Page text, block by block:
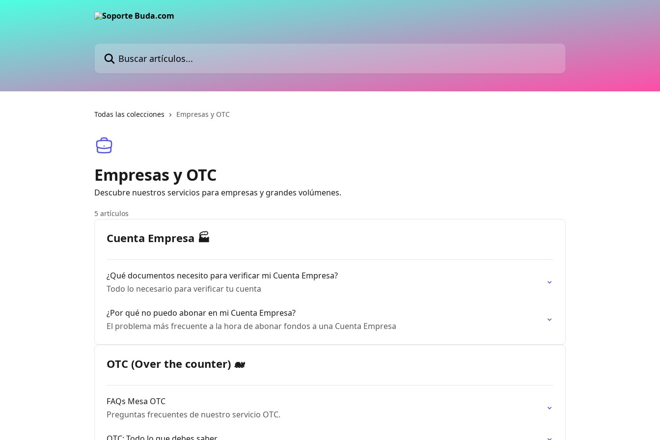
Buscar artículos...
Todas las colecciones Empresas y OTC
Empresas y OTC
Descubre nuestros servicios para empresas y grandes volúmenes.
5 artículos
Cuenta Empresa 🏭
¿Qué documentos necesito para verificar mi Cuenta Empresa?
Todo lo necesario para verificar tu cuenta
¿Por qué no puedo abonar en mi Cuenta Empresa?
El problema más frecuente a la hora de abonar fondos a una Cuenta Empresa
OTC (Over the counter) 🐋
FAQs Mesa OTC
Preguntas frecuentes de nuestro servicio OTC.